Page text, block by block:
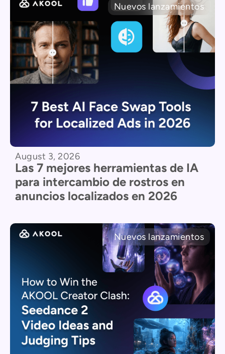
Nuevos lanzamientos
August 3, 2026
Las 7 mejores herramientas de IA
para intercambio de rostros en
anuncios localizados en 2026
Nuevos lanzamientos